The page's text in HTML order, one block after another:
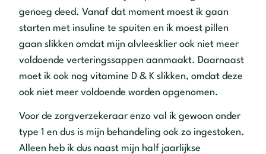
genoeg deed. Vanaf dat moment moest ik gaan
starten met insuline te spuiten en ik moest pillen
gaan slikken omdat mijn alvleesklier ook niet meer
voldoende verteringssappen aanmaakt. Daarnaast
moet ik ook nog vitamine D & K slikken, omdat deze
ook niet meer voldoende worden opgenomen.
Voor de zorgverzekeraar enzo val ik gewoon onder
type 1 en dus is mijn behandeling ook zo ingestoken.
Alleen heb ik dus naast mijn half jaarlijkse